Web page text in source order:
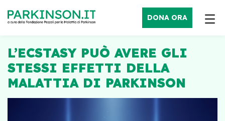
DONA ORA
L’ECSTASY PUÒ AVERE GLI
STESSI EFFETTI DELLA
MALATTIA DI PARKINSON